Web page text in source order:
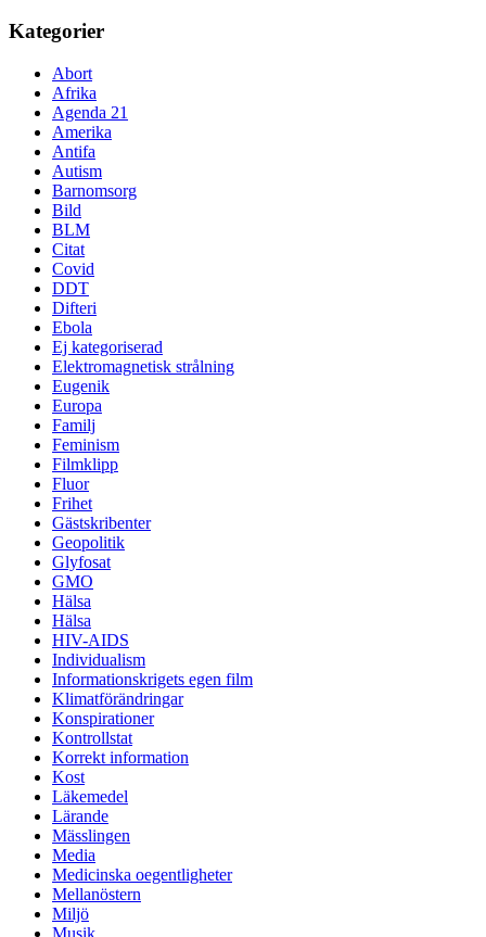
Kategorier
Abort
Afrika
Agenda 21
Amerika
Antifa
Autism
Barnomsorg
Bild
BLM
Citat
Covid
DDT
Difteri
Ebola
Ej kategoriserad
Elektromagnetisk strålning
Eugenik
Europa
Familj
Feminism
Filmklipp
Fluor
Frihet
Gästskribenter
Geopolitik
Glyfosat
GMO
Hälsa
Hälsa
HIV-AIDS
Individualism
Informationskrigets egen film
Klimatförändringar
Konspirationer
Kontrollstat
Korrekt information
Kost
Läkemedel
Lärande
Mässlingen
Media
Medicinska oegentligheter
Mellanöstern
Miljö
Musik